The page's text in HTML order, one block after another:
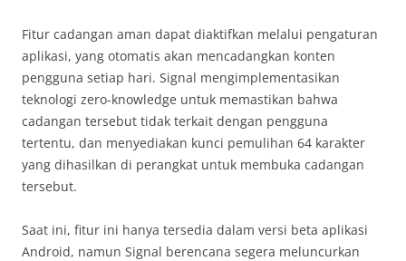
Fitur cadangan aman dapat diaktifkan melalui pengaturan
aplikasi, yang otomatis akan mencadangkan konten
pengguna setiap hari. Signal mengimplementasikan
teknologi zero-knowledge untuk memastikan bahwa
cadangan tersebut tidak terkait dengan pengguna
tertentu, dan menyediakan kunci pemulihan 64 karakter
yang dihasilkan di perangkat untuk membuka cadangan
tersebut.
Saat ini, fitur ini hanya tersedia dalam versi beta aplikasi
Android, namun Signal berencana segera meluncurkan